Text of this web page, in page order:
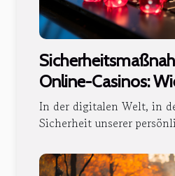
Online-Casinos:
Ihre Daten und Ihr
In der digitalen Welt, in
Sicherheit unserer